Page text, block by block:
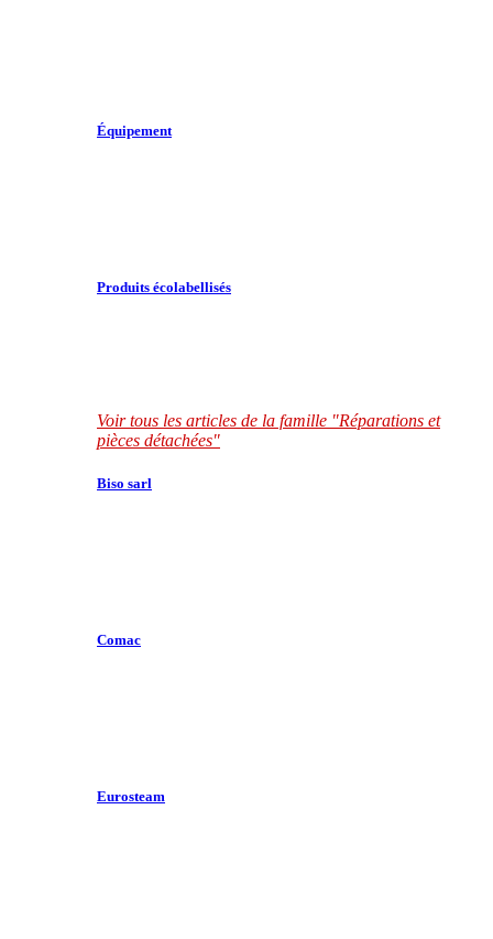
Équipement
Produits écolabellisés
Voir tous les articles de la famille "Réparations et
pièces détachées"
Biso sarl
Comac
Eurosteam